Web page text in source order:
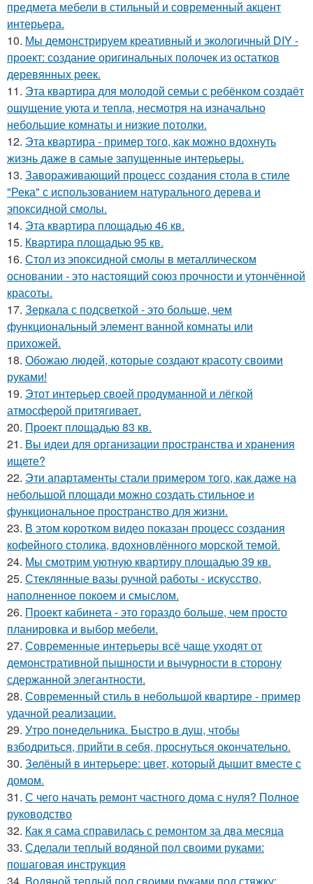
предмета мебели в стильный и современный акцент
интерьера.
10. Мы демонстрируем креативный и экологичный DIY -
проект: создание оригинальных полочек из остатков
деревянных реек.
11. Эта квартира для молодой семьи с ребёнком создаёт
ощущение уюта и тепла, несмотря на изначально
небольшие комнаты и низкие потолки.
12. Эта квартира - пример того, как можно вдохнуть
жизнь даже в самые запущенные интерьеры.
13. Завораживающий процесс создания стола в стиле
"Река" с использованием натурального дерева и
эпоксидной смолы.
14. Эта квартира площадью 46 кв.
15. Квартира площадью 95 кв.
16. Стол из эпоксидной смолы в металлическом
основании - это настоящий союз прочности и утончённой
красоты.
17. Зеркала с подсветкой - это больше, чем
функциональный элемент ванной комнаты или
прихожей.
18. Обожаю людей, которые создают красоту своими
руками!
19. Этот интерьер своей продуманной и лёгкой
атмосферой притягивает.
20. Проект площадью 83 кв.
21. Вы идеи для организации пространства и хранения
ищете?
22. Эти апартаменты стали примером того, как даже на
небольшой площади можно создать стильное и
функциональное пространство для жизни.
23. В этом коротком видео показан процесс создания
кофейного столика, вдохновлённого морской темой.
24. Мы смотрим уютную квартиру площадью 39 кв.
25. Стеклянные вазы ручной работы - искусство,
наполненное покоем и смыслом.
26. Проект кабинета - это гораздо больше, чем просто
планировка и выбор мебели.
27. Современные интерьеры всё чаще уходят от
демонстративной пышности и вычурности в сторону
сдержанной элегантности.
28. Современный стиль в небольшой квартире - пример
удачной реализации.
29. Утро понедельника. Быстро в душ, чтобы
взбодриться, прийти в себя, проснуться окончательно.
30. Зелёный в интерьере: цвет, который дышит вместе с
домом.
31. С чего начать ремонт частного дома с нуля? Полное
руководство
32. Как я сама справилась с ремонтом за два месяца
33. Сделали теплый водяной пол своими руками:
пошаговая инструкция